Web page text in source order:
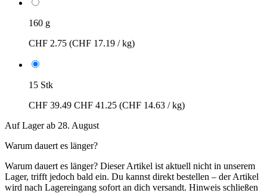
160 g
CHF 2.75 (CHF 17.19 / kg)
15 Stk
CHF 39.49 CHF 41.25 (CHF 14.63 / kg)
Auf Lager ab 28. August
Warum dauert es länger?
Warum dauert es länger? Dieser Artikel ist aktuell nicht in unserem
Lager, trifft jedoch bald ein. Du kannst direkt bestellen – der Artikel
wird nach Lagereingang sofort an dich versandt. Hinweis schließen